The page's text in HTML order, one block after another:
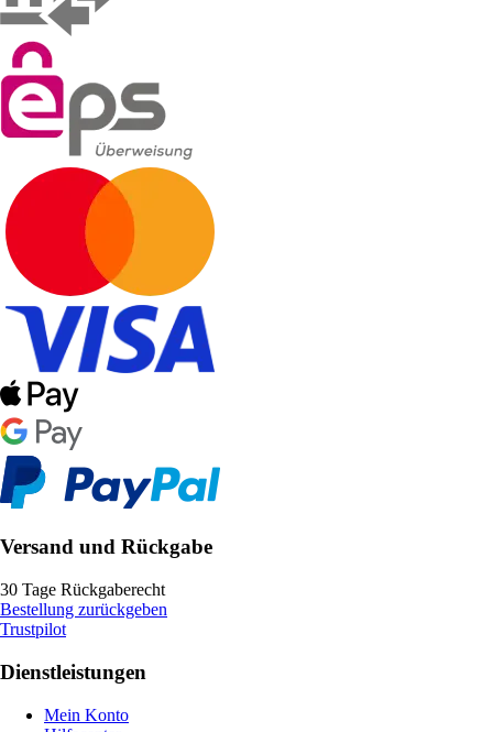
Versand und Rückgabe
30 Tage Rückgaberecht
Bestellung zurückgeben
Trustpilot
Dienstleistungen
Mein Konto